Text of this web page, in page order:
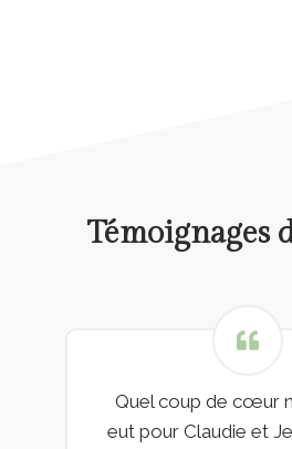
Témoignages
Rencontrer au salon
au puy du fou grâce